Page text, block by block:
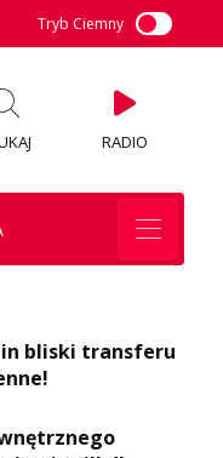
Tryb Ciemny
RADIO
bliski transferu